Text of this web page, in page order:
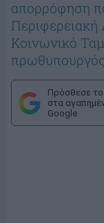
απορρόφηση
Κοινωνικό
Πρόσθεσε το
στα
Google